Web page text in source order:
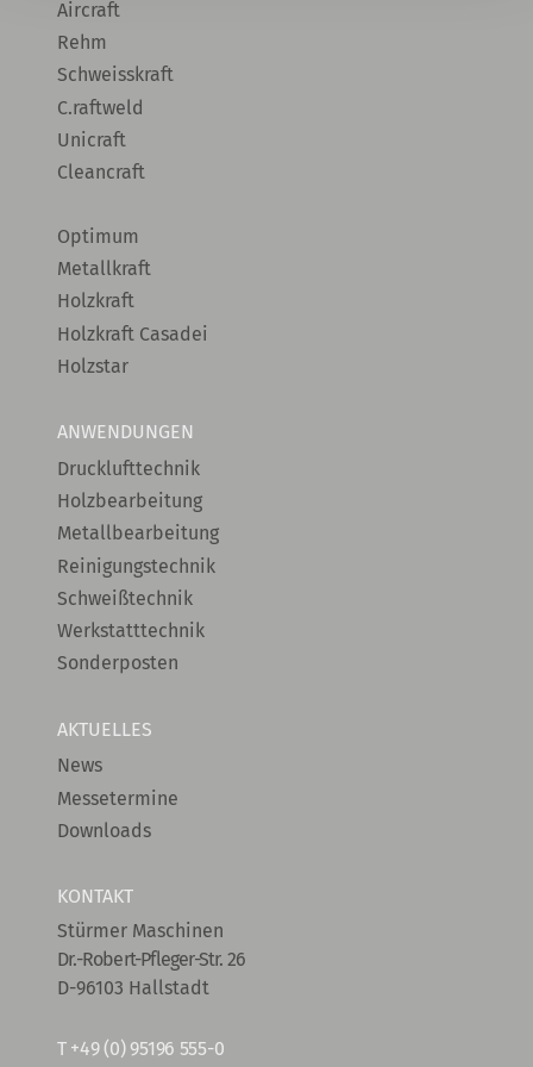
Aircraft
Rehm
Schweisskraft
C.raftweld
Unicraft
Cleancraft
Optimum
Metallkraft
Holzkraft
Holzkraft Casadei
Holzstar
ANWENDUNGEN
Drucklufttechnik
Holzbearbeitung
Metallbearbeitung
Reinigungstechnik
Schweißtechnik
Werkstatttechnik
Sonderposten
AKTUELLES
News
Messetermine
Downloads
KONTAKT
Stürmer Maschinen
Dr.-Robert-Pfleger-Str. 26
D-96103 Hallstadt
T +49 (0) 95196 555-0